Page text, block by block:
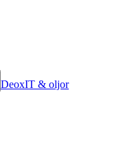
DeoxIT & oljor